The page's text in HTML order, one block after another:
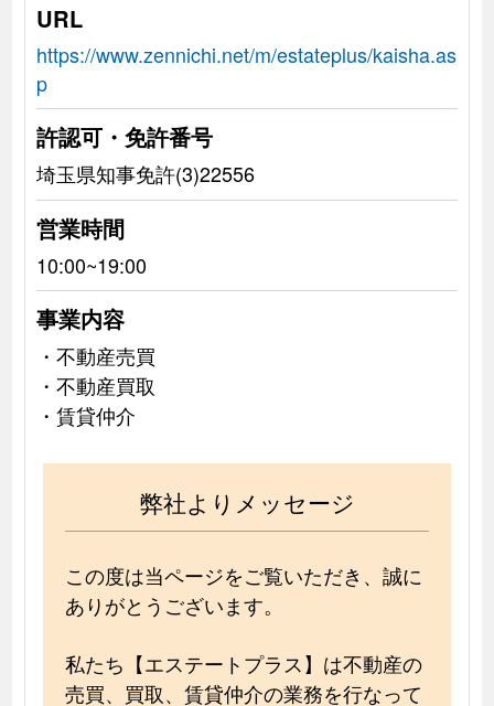
URL
https://www.zennichi.net/m/estateplus/kaisha.as
p
許認可・免許番号
埼玉県知事免許(3)22556
営業時間
10:00~19:00
事業内容
・不動産売買
・不動産買取
・賃貸仲介
弊社よりメッセージ
この度は当ページをご覧いただき、誠に
ありがとうございます。
私たち【エステートプラス】は不動産の
売買、買取、賃貸仲介の業務を行なって